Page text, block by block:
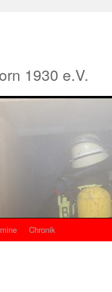
1930 e.V.
Chronik